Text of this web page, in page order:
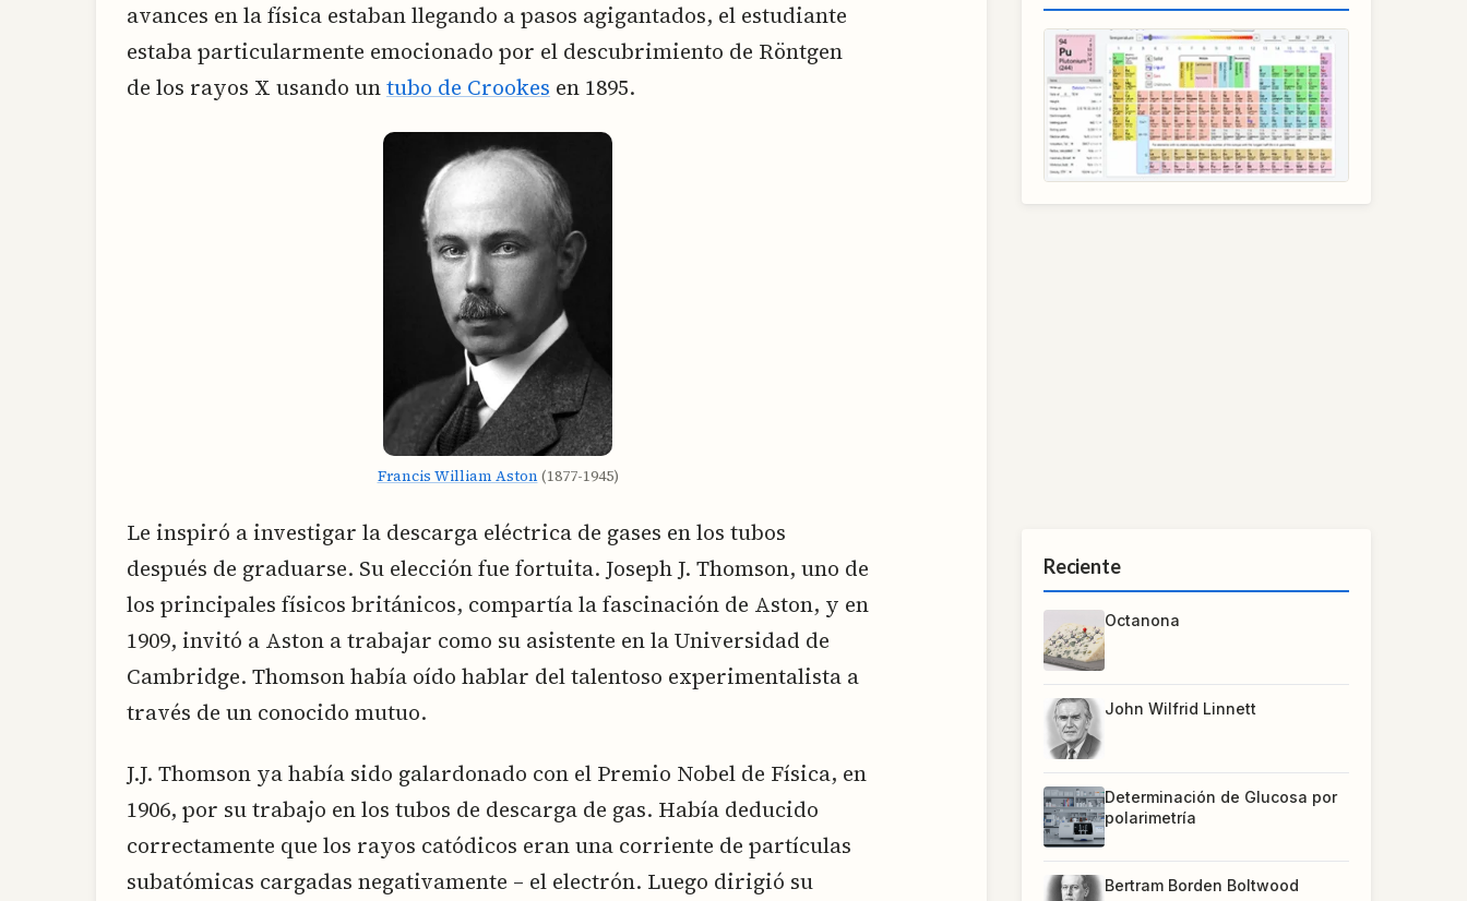
avances en la física estaban llegando a pasos agigantados, el estudiante
estaba particularmente emocionado por el descubrimiento de Röntgen
de los rayos X usando untubo de Crookes en 1895.
Francis William Aston (1877-1945)
Le inspiró a investigar la descarga eléctrica de gases en los tubos
después de graduarse. Su elección fue fortuita. Joseph J. Thomson, uno de
los principales físicos británicos, compartía la fascinación de Aston, y en
1909, invitó a Aston a trabajar como su asistente en la Universidad de
Cambridge. Thomson había oído hablar del talentoso experimentalista a
través de un conocido mutuo.
J.J. Thomson ya había sido galardonado con el Premio Nobel de Física, en
1906, por su trabajo en los tubos de descarga de gas. Había deducido
correctamente que los rayos catódicos eran una corriente de partículas
subatómicas cargadas negativamente – el electrón. Luego dirigió su
Reciente
Octanona
John Wilfrid Linnett
Determinación de Glucosa por
polarimetría
Bertram Borden Boltwood